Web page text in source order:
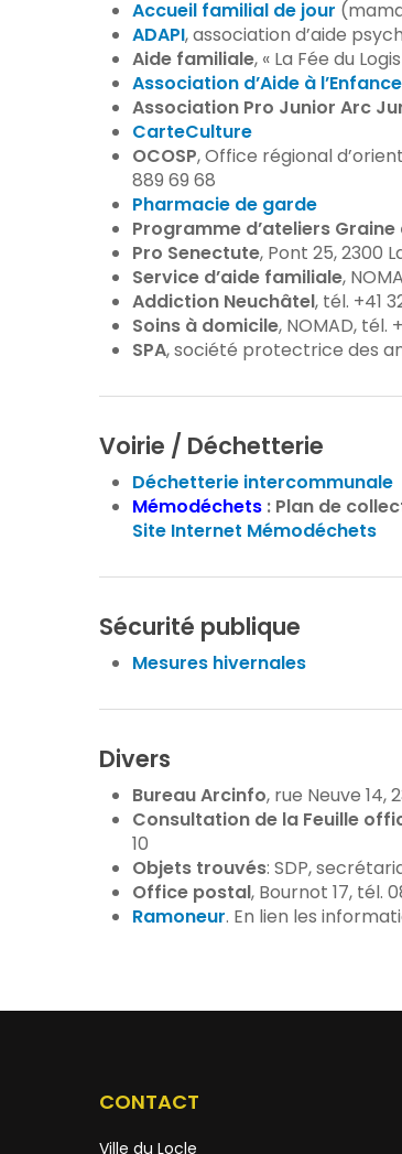
Accueil familial de jour
ADAPI, association d’aide
Aide familiale, « La Fée du
Association d’Aide à l’Enfance
Association Pro Junior Arc
CarteCulture
OCOSP, Office régional
889 69 68
Pharmacie de garde
Programme d’ateliers
Pro Senectute, Pont 25, 2300
Service d’aide familiale,
Addiction Neuchâtel, tél. +41
Soins à domicile, NOMAD, tél.
SPA, société protectrice des
Voirie / Déchetterie
Déchetterie intercommunale
Mémodéchets : Plan de
Site Internet Mémodéchets
Sécurité publique
Mesures hivernales
Divers
Bureau Arcinfo, rue Neuve 14,
Consultation de la Feuille
10
Objets trouvés: SDP,
Office postal, Bournot 17, tél.
Ramoneur. En lien les
CONTACT
Ville du Locle